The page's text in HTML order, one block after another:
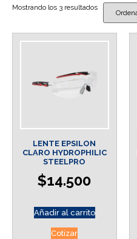
Mostrando los 3 resultados
LENTE EPSILON
CLARO HYDROPHILIC
STEELPRO
$14.500
Añadir al carrito
Cotizar